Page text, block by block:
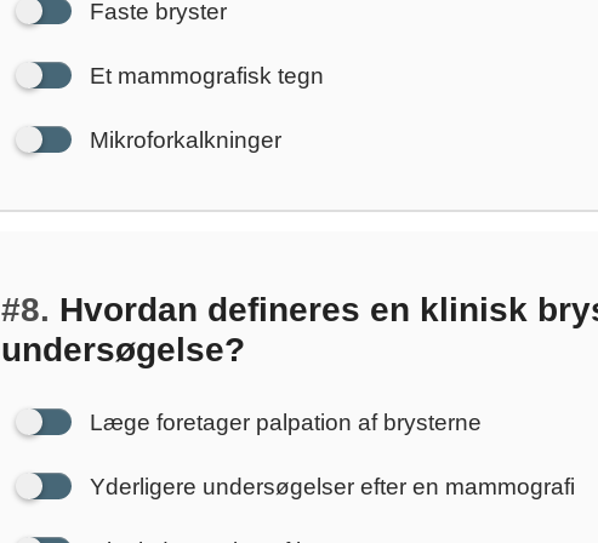
Faste bryster
Et mammografisk tegn
Mikroforkalkninger
#8. Hvordan defineres en klinisk
undersøgelse?
Læge foretager palpation af brysterne
Yderligere undersøgelser efter en mammografi